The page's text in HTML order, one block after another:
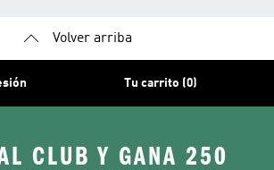
Volver arriba
Tu carrito (0)
CLUB Y GANA 250